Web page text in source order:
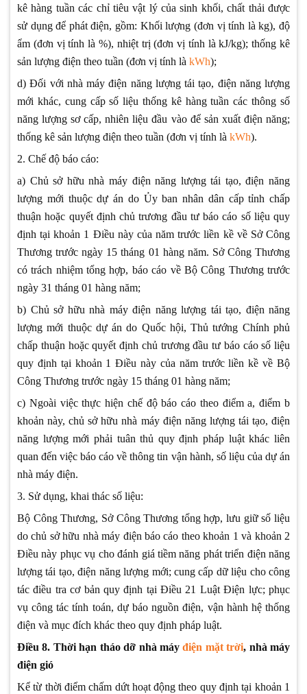
kê hàng tuần các chỉ tiêu vật lý của sinh khối, chất thải được
sử dụng để phát điện, gồm: Khối lượng (đơn vị tính là kg), độ
ẩm (đơn vị tính là %), nhiệt trị (đơn vị tính là kJ/kg); thống kê
sản lượng điện theo tuần (đơn vị tính là kWh);
d) Đối với nhà máy điện năng lượng tái tạo, điện năng lượng
mới khác, cung cấp số liệu thống kê hàng tuần các thông số
năng lượng sơ cấp, nhiên liệu đầu vào để sản xuất điện năng;
thống kê sản lượng điện theo tuần (đơn vị tính là kWh).
2. Chế độ báo cáo:
a) Chủ sở hữu nhà máy điện năng lượng tái tạo, điện năng
lượng mới thuộc dự án do Ủy ban nhân dân cấp tỉnh chấp
thuận hoặc quyết định chủ trương đầu tư báo cáo số liệu quy
định tại khoản 1 Điều này của năm trước liền kề về Sở Công
Thương trước ngày 15 tháng 01 hàng năm. Sở Công Thương
có trách nhiệm tổng hợp, báo cáo về Bộ Công Thương trước
ngày 31 tháng 01 hàng năm;
b) Chủ sở hữu nhà máy điện năng lượng tái tạo, điện năng
lượng mới thuộc dự án do Quốc hội, Thủ tướng Chính phủ
chấp thuận hoặc quyết định chủ trương đầu tư báo cáo số liệu
quy định tại khoản 1 Điều này của năm trước liền kề về Bộ
Công Thương trước ngày 15 tháng 01 hàng năm;
c) Ngoài việc thực hiện chế độ báo cáo theo điểm a, điểm b
khoản này, chủ sở hữu nhà máy điện năng lượng tái tạo, điện
năng lượng mới phải tuân thủ quy định pháp luật khác liên
quan đến việc báo cáo về thông tin vận hành, số liệu của dự án
nhà máy điện.
3. Sử dụng, khai thác số liệu:
Bộ Công Thương, Sở Công Thương tổng hợp, lưu giữ số liệu
do chủ sở hữu nhà máy điện báo cáo theo khoản 1 và khoản 2
Điều này phục vụ cho đánh giá tiềm năng phát triển điện năng
lượng tái tạo, điện năng lượng mới; cung cấp dữ liệu cho công
tác điều tra cơ bản quy định tại Điều 21 Luật Điện lực; phục
vụ công tác tính toán, dự báo nguồn điện, vận hành hệ thống
điện và mục đích khác theo quy định pháp luật.
Điều 8. Thời hạn tháo dỡ nhà máyđiện mặt trời, nhà máy
điện gió
Kể từ thời điểm chấm dứt hoạt động theo quy định tại khoản 1